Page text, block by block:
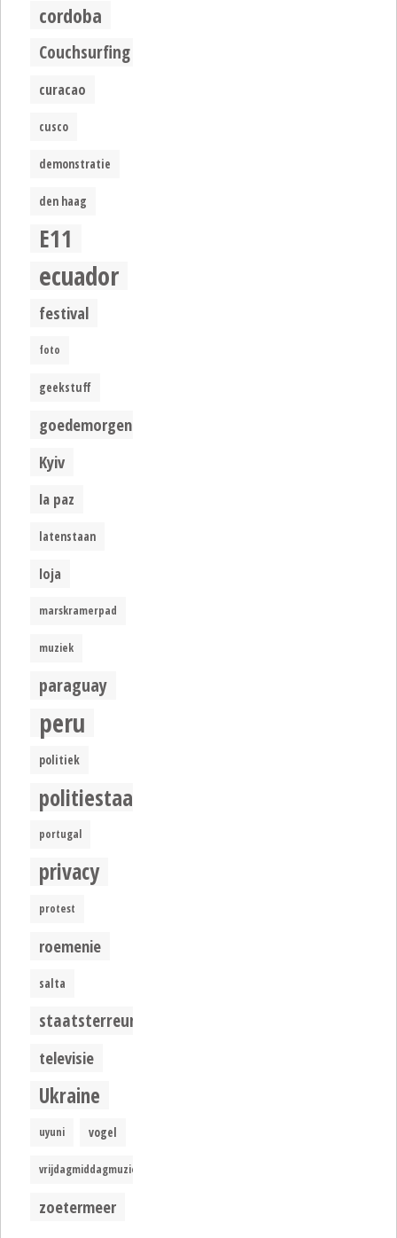
cordoba
Couchsurfing
curacao
cusco
demonstratie
den haag
E11
ecuador
festival
foto
geekstuff
goedemorgen
Kyiv
la paz
latenstaan
loja
marskramerpad
muziek
paraguay
peru
politiek
politiestaat
portugal
privacy
protest
roemenie
salta
staatsterreur
televisie
Ukraine
uyuni vogel
vrijdagmiddagmuziek
zoetermeer